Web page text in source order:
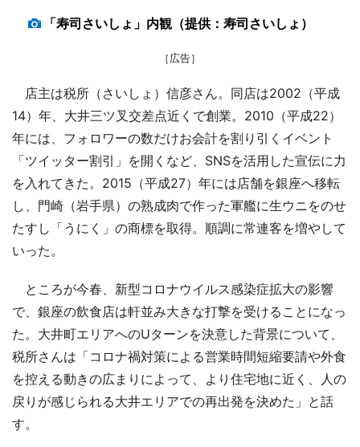
「寿司さいしょ」内観（提供：寿司さいしょ）
［広告］
店主は税所（さいしょ）信彦さん。同店は2002（平成
14）年、大井三ツ叉交差点近くで創業。2010（平成22）
年には、フォロワーの数だけお会計を割り引くイベント
「ツイッター割引」を開くなど、SNSを活用した宣伝に力
を入れてきた。2015（平成27）年には店舗を銀座へ移転
し、門崎（岩手県）の熟成肉で作った軍艦に生ウニをのせ
たすし「うにく」の商標を取得。順調に常連客を増やして
いった。
ところが今春、新型コロナウイルス感染症拡大の影響
で、銀座の飲食店は軒並み大きな打撃を受けることになっ
た。大井町エリアへのUターンを決意した背景について、
税所さんは「コロナ禍対策による営業時間短縮要請や外食
を控える動きの広まりによって、より住宅地に近く、人の
戻りが感じられる大井エリアでの再出発を決めた」と話
す。